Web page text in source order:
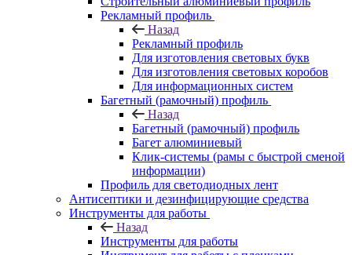
Рекламный профиль
Назад
Рекламный профиль
Для изготовления световых букв
Для изготовления световых коробов
Для информационных систем
Багетный (рамочный) профиль
Назад
Багетный (рамочный) профиль
Багет алюминиевый
Клик-системы (рамы с быстрой сменой
информации)
Профиль для светодиодных лент
Антисептики и дезинфицирующие средства
Инструменты для работы
Назад
Инструменты для работы